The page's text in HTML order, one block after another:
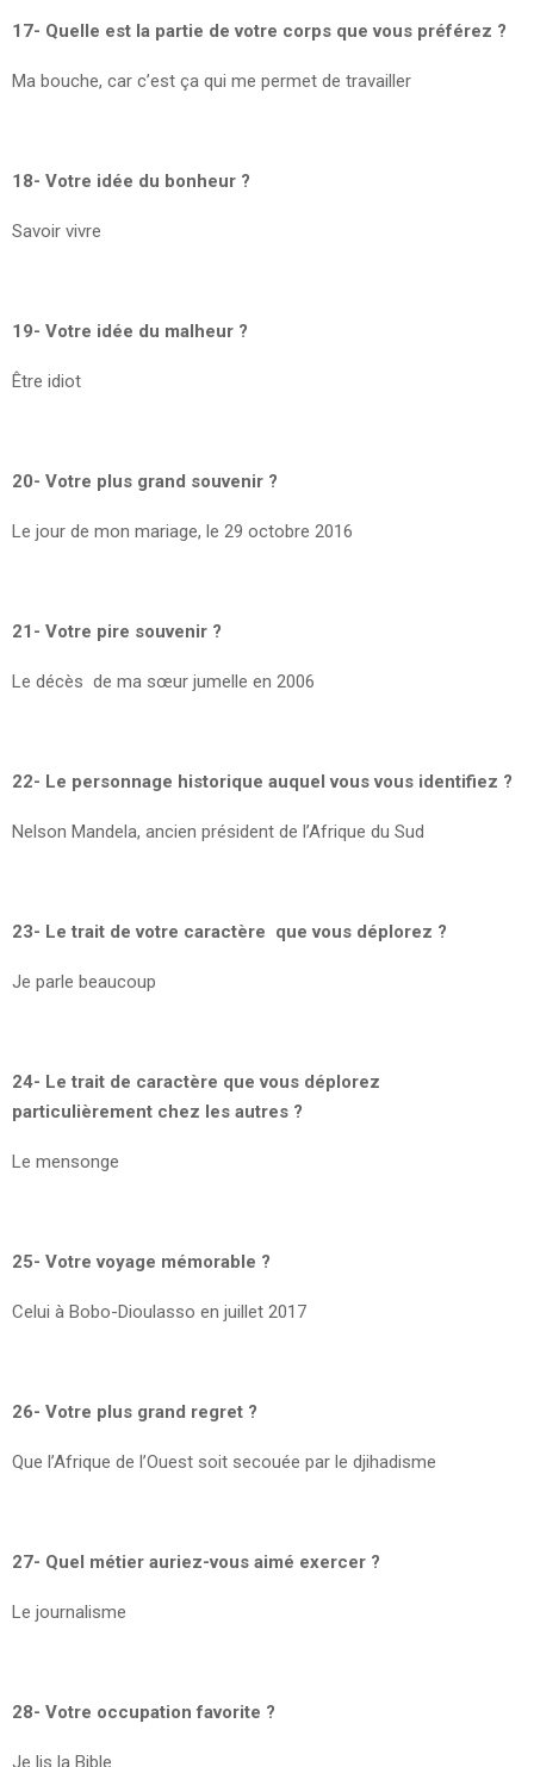
17- Quelle est la partie de votre corps que vous préférez ?
Ma bouche, car c’est ça qui me permet de travailler
18- Votre idée du bonheur ?
Savoir vivre
19- Votre idée du malheur ?
Être idiot
20- Votre plus grand souvenir ?
Le jour de mon mariage, le 29 octobre 2016
21- Votre pire souvenir ?
Le décès de ma sœur jumelle en 2006
22- Le personnage historique auquel vous vous identifiez ?
Nelson Mandela, ancien président de l’Afrique du Sud
23- Le trait de votre caractère que vous déplorez ?
Je parle beaucoup
24- Le trait de caractère que vous déplorez
particulièrement chez les autres ?
Le mensonge
25- Votre voyage mémorable ?
Celui à Bobo-Dioulasso en juillet 2017
26- Votre plus grand regret ?
Que l’Afrique de l’Ouest soit secouée par le djihadisme
27- Quel métier auriez-vous aimé exercer ?
Le journalisme
28- Votre occupation favorite ?
Je lis la Bible